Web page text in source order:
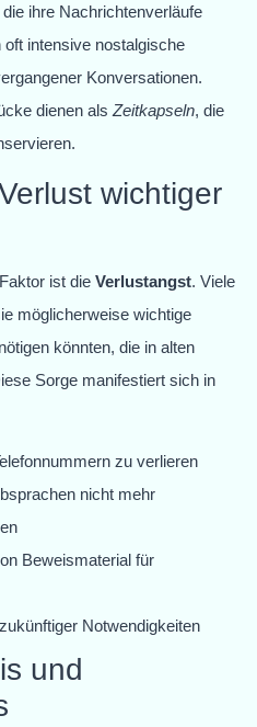
ihre Nachrichtenverläufe
intensive nostalgische
Konversationen.
dienen als Zeitkapseln, die
wichtiger
ist die Verlustangst. Viele
möglicherweise wichtige
könnten, die in alten
Sorge manifestiert sich in
zu verlieren
nicht mehr
Beweismaterial für
Notwendigkeiten
und